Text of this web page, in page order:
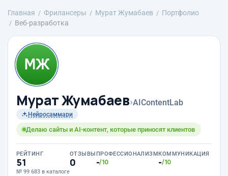
Главная Фрилансеры Мурат Жумабаев
Портфолио
Веб-разработка
Мурат Жумабаев›AIContentLab
Нейросаммари
Делаю сайты и AI-контент, которые приносят клиентов
РЕЙТИНГ
51
№ 99 683 в каталоге
ОТЗЫВЫ
0
ПРОФЕССИОНАЛИЗМ
-/10
КОММУНИКАЦИЯ
-/10